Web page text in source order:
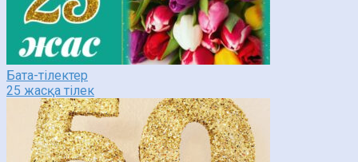
Бата-тілектер
25 жасқа тілек